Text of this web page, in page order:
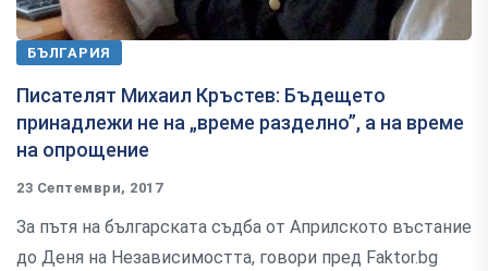
БЪЛГАРИЯ
Писателят Михаил Кръстев: Бъдещето
принадлежи не на „време разделно”, а на време
на опрощение
23 Септември, 2017
За пътя на българската съдба от Априлското въстание
до Деня на Независимостта, говори пред Faktor.bg